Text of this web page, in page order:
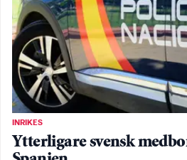
INRIKES
Ytterligare svensk